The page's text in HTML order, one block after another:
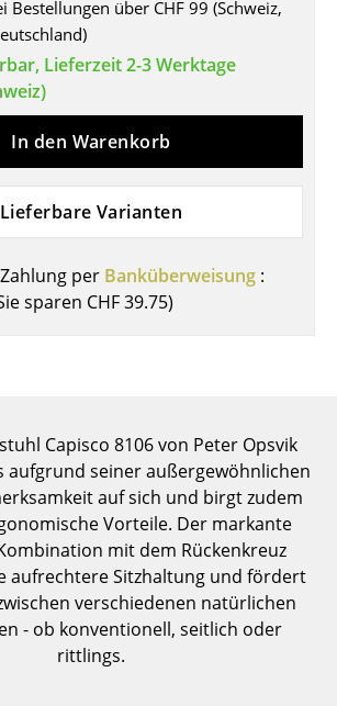
Tische
Stehpulte
Kommoden
Bestellungen über CHF 99 (Schweiz,
Lieferzeit 2-3 Werktage
In den Warenkorb
Lieferbare Varianten
per Banküberweisung :
sparen CHF 39.75)
Capisco 8106 von Peter Opsvik
aufgrund seiner außergewöhnlichen
auf sich und birgt zudem
Vorteile. Der markante
mit dem Rückenkreuz
aufrechtere Sitzhaltung und fördert
verschiedenen natürlichen
- ob konventionell, seitlich oder
rittlings.